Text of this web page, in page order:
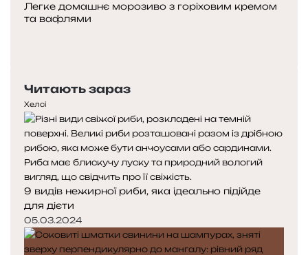
Легке домашнє морозиво з горіховим кремом
та вафлями
р
е
д
н
я
с
т
о
р
і
н
к
т
у
п
н
а
с
т
о
р
і
н
к
Читають зараз
Хелсі
9 видів нежирної риби, яка ідеально підійде
для дієти
05.03.2024